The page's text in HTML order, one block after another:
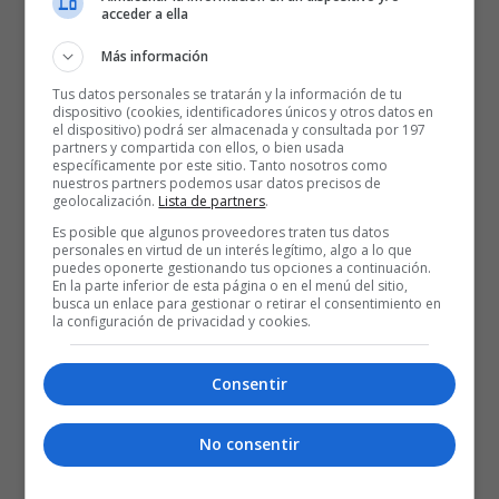
25 AÑOS BASKONISTAS
acceder a ella
Más información
Tus datos personales se tratarán y la información de tu
dispositivo (cookies, identificadores únicos y otros datos en
el dispositivo) podrá ser almacenada y consultada por 197
partners y compartida con ellos, o bien usada
específicamente por este sitio. Tanto nosotros como
nuestros partners podemos usar datos precisos de
geolocalización. Lista de partners.
Es posible que algunos proveedores traten tus datos
personales en virtud de un interés legítimo, algo a lo que
puedes oponerte gestionando tus opciones a continuación.
En la parte inferior de esta página o en el menú del sitio,
busca un enlace para gestionar o retirar el consentimiento en
la configuración de privacidad y cookies.
Consentir
No consentir